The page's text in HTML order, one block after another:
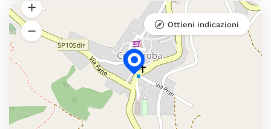
Ottieni indicazioni